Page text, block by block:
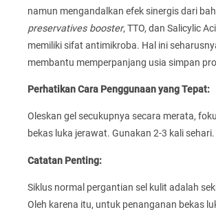
namun mengandalkan efek sinergis dari
preservatives booster, TTO, dan Salicylic
memiliki sifat antimikroba. Hal ini
membantu memperpanjang usia simpan
Perhatikan Cara Penggunaan yang Tepat:
Oleskan gel secukupnya secara merata,
bekas luka jerawat. Gunakan 2-3 kali sehari.
Catatan Penting:
Siklus normal pergantian sel kulit adalah
Oleh karena itu, untuk penanganan bekas